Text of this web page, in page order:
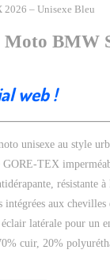
2026 – Unisexe Bleu
Moto BMW
web !
unisexe au style
GORE-TEX
résistante
intégrées aux
latérale pour un
cuir, 20%